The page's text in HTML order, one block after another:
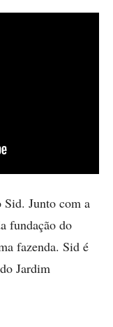
Sid. Junto com a
fundação do
fazenda. Sid é
Jardim